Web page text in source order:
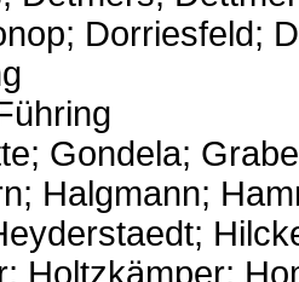
Dorriesfeld;
Gondela;
Halgmann;
Holtzkämper;